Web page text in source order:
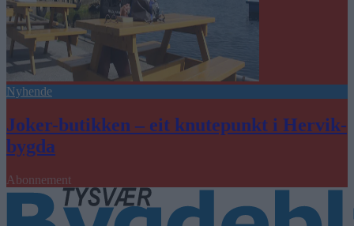
Nyhende
Joker-butikken – eit knutepunkt i Hervik-
bygda
Abonnement